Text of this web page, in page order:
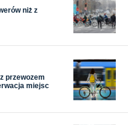
niż z
przewozem
miejsc